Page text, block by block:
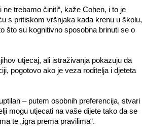
trebamo činiti“, kaže Cohen, i to je
s pritiskom vršnjaka kada krenu u školu,
što su kognitivno sposobna brinuti se o
utjecaj, ali istraživanja pokazuju da
pogotovo ako je veza roditelja i djeteta
– putem osobnih preferencija, stvari
mogu utjecati na vaše dijete tako da se
te „igra prema pravilima“.